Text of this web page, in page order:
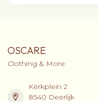
OSCARE
Clothing & More
Kerkplein 2
8540 Deerlijk